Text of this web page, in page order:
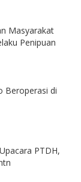
Masyarakat
Penipuan
Beroperasi di
PTDH,